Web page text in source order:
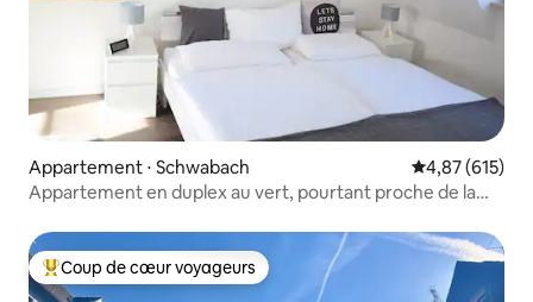
Appartement ⋅ Schwabach Évaluation
4,87 (615)
Appartement en duplex au vert, pourtant proche de la
Coups de cœur voyageurs les plus appréciés
Coup de cœur voyageurs